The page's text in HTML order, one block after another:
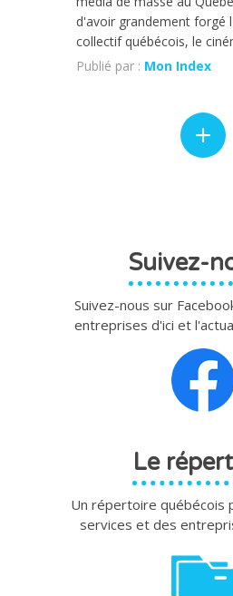
d'avoir grandement forgé
collectif québécois, le
Publié par : Mon Index
Suivez-
Suivez-nous sur
entreprises d'ici et
Le
Un répertoire québécois
services et des